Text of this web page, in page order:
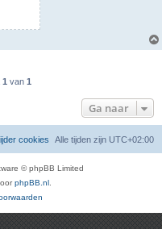
1 van 1
Ga naar
Alle tijden zijn UTC+02:00
cookies
© phpBB Limited
phpBB.nl